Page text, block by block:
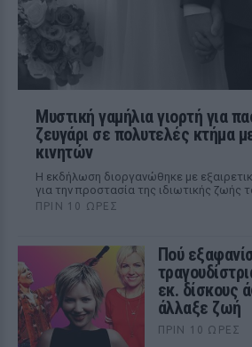
Μυστική γαμήλια γιορτή για
ζευγάρι σε πολυτελές κτήμα
κινητών
Η εκδήλωση διοργανώθηκε με
για την προστασία της ιδιωτικής ζωής
ΠΡΙΝ 10 ΏΡΕΣ
Πού
εκ. δίσκους
άλλαξε ζωή
ΠΡΙΝ 10 ΏΡΕΣ